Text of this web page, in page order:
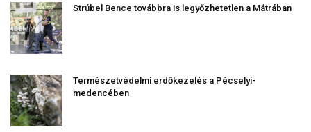
Strúbel Bence továbbra is legyőzhetetlen a Mátrában
Természetvédelmi erdőkezelés a Pécselyi-
medencében